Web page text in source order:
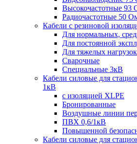
Высокочастотные 93
Радиочастотные 50
Кабели с резиновой
Для нормальных,
Для постоянной
Для тяжелых нагрузок
Сварочные
Специальные 3кВ
Кабели силовые для
1кВ
c изоляцией XLPE
Бронированные
Воздушные линии
ПВХ 0,6/1кВ
Повышенной
Кабели силовые для